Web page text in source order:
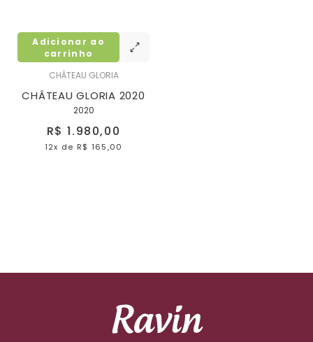
CHÂTEAU GLORIA
CHÂTEAU GLORIA 2020
2020
R$ 1.980,00
12x de R$ 165,00
Adicionar ao
carrinho